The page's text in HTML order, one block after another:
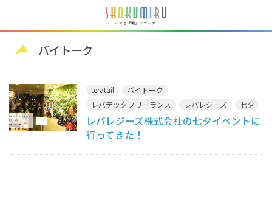
バイトーク
teratail
バイトーク
レバテックフリーランス
レバレジーズ
七夕
浴衣イベント
看護のお仕事
レバレジーズ株式会社の七夕イベントに
行ってきた！